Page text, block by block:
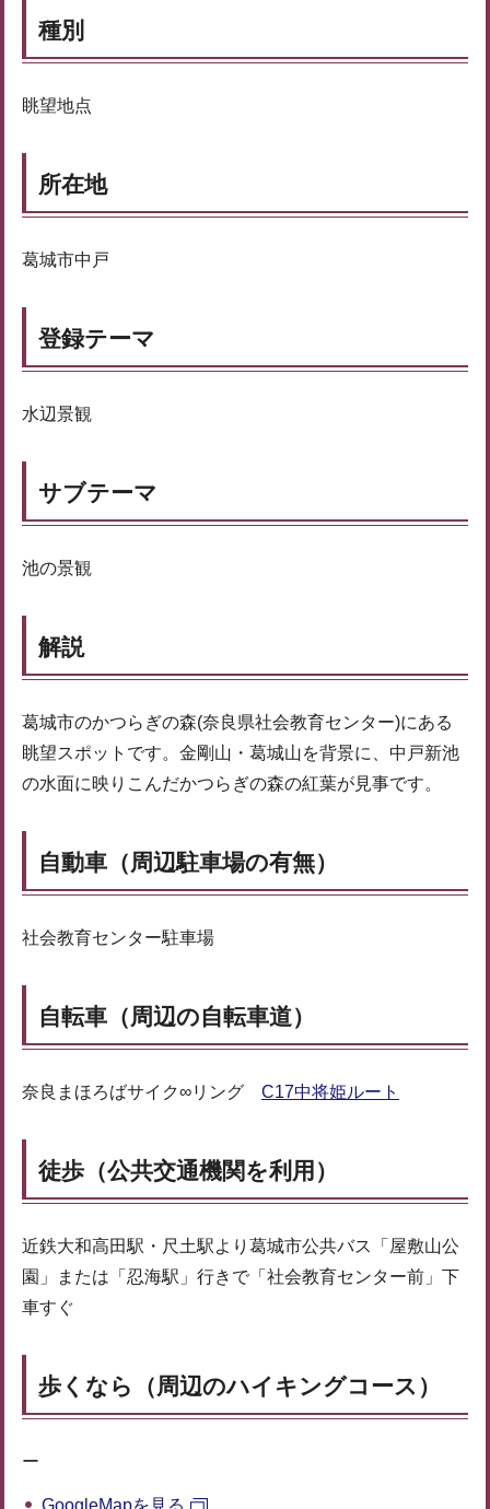
種別
眺望地点
所在地
葛城市中戸
登録テーマ
水辺景観
サブテーマ
池の景観
解説
葛城市のかつらぎの森(奈良県社会教育センター)にある
眺望スポットです。金剛山・葛城山を背景に、中戸新池
の水面に映りこんだかつらぎの森の紅葉が見事です。
自動車（周辺駐車場の有無）
社会教育センター駐車場
自転車（周辺の自転車道）
奈良まほろばサイク∞リング C17中将姫ルート
徒歩（公共交通機関を利用）
近鉄大和高田駅・尺土駅より葛城市公共バス「屋敷山公
園」または「忍海駅」行きで「社会教育センター前」下
車すぐ
歩くなら（周辺のハイキングコース）
ー